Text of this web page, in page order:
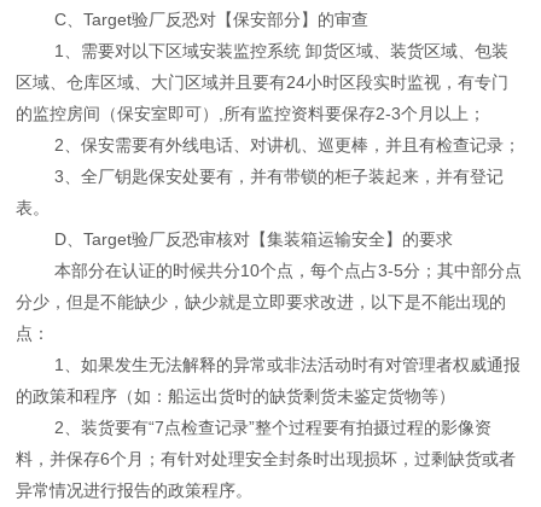
C、Target验厂反恐对【保安部分】的审查
1、需要对以下区域安装监控系统 卸货区域、装货区域、包装
区域、仓库区域、大门区域并且要有24小时区段实时监视，有专门
的监控房间（保安室即可）,所有监控资料要保存2-3个月以上；
2、保安需要有外线电话、对讲机、巡更棒，并且有检查记录；
3、全厂钥匙保安处要有，并有带锁的柜子装起来，并有登记
表。
D、Target验厂反恐审核对【集装箱运输安全】的要求
本部分在认证的时候共分10个点，每个点占3-5分；其中部分点
分少，但是不能缺少，缺少就是立即要求改进，以下是不能出现的
点：
1、如果发生无法解释的异常或非法活动时有对管理者权威通报
的政策和程序（如：船运出货时的缺货剩货未鉴定货物等）
2、装货要有“7点检查记录”整个过程要有拍摄过程的影像资
料，并保存6个月；有针对处理安全封条时出现损坏，过剩缺货或者
异常情况进行报告的政策程序。